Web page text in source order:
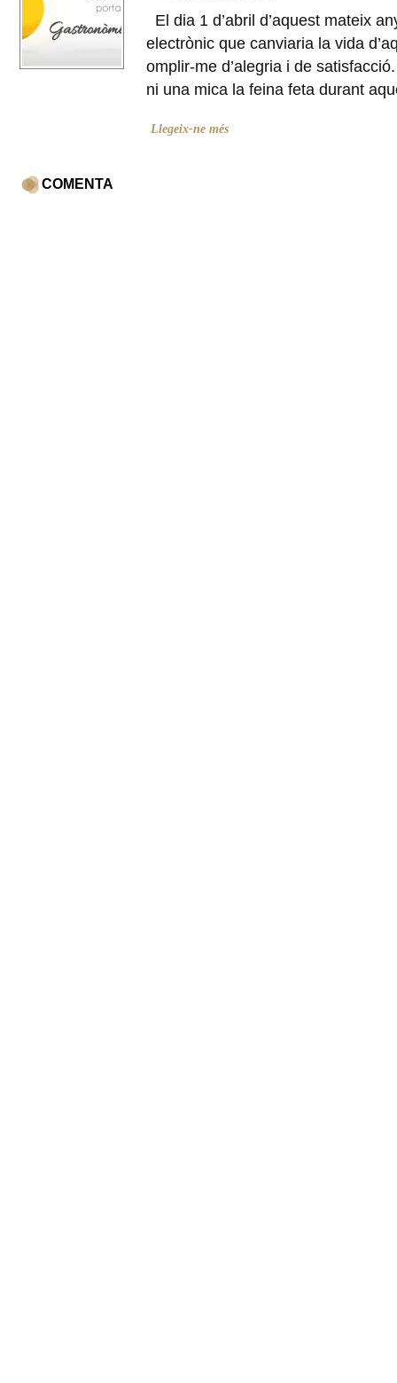
El dia 1 d’abril d’aquest mateix
electrònic que canviaria la vida
omplir-me d’alegria i de
ni una mica la feina feta durant
Llegeix-ne més
COMENTA